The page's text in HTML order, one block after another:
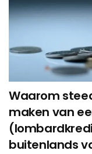
Waarom
maken van
buitenlands